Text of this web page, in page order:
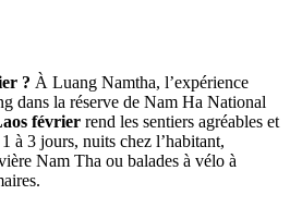
? À Luang Namtha, l’expérience
dans la réserve de Nam Ha National
février rend les sentiers agréables et
à 3 jours, nuits chez l’habitant,
Nam Tha ou balades à vélo à